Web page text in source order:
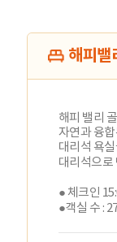
해피
해피 밸리
자연과 융
대리석 욕
대리석으로
● 체크인
●객실 수 :